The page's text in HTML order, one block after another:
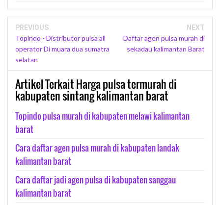
PREVIOUS
Topindo - Distributor pulsa all
operator Di muara dua sumatra
selatan
NEXT
Daftar agen pulsa murah di
sekadau kalimantan Barat
Artikel Terkait Harga pulsa termurah di
kabupaten sintang kalimantan barat
Topindo pulsa murah di kabupaten melawi kalimantan
barat
Cara daftar agen pulsa murah di kabupaten landak
kalimantan barat
Cara daftar jadi agen pulsa di kabupaten sanggau
kalimantan barat